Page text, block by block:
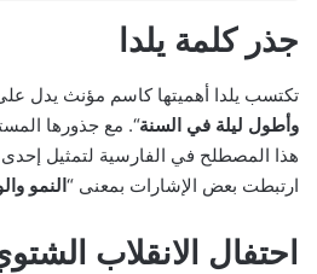
جذر كلمة يلدا
تكتسب يلدا أهميتها كاسم مؤنث يدل
وأطول ليلة في السنة“. مع جذورها
هذا المصطلح في الفارسية لتمثيل إحدى
ارتبطت بعض الإشارات بمعنى “النمو
احتفال الانقلاب